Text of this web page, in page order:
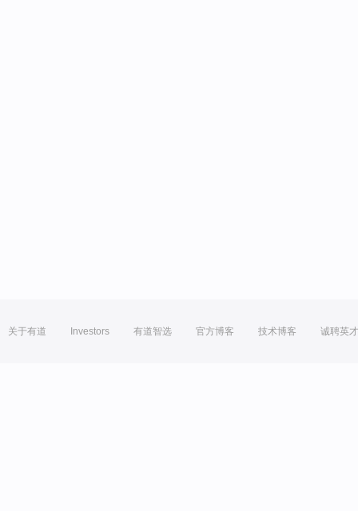
关于有道 Investors 有道智选 官方博客 技术博客 诚聘英才